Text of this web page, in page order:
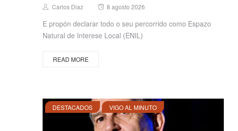
Author
Carlos Diaz
Posted
8 agosto 2026
E propón declarar todo o seu percorrido como Espazo
Natural de Interese Local (ENIL)
READ MORE
DESTACADOS VIGO AL MINUTO